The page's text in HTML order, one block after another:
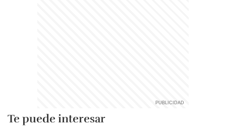
Te puede interesar